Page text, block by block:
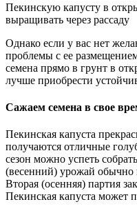
Пекинскую капусту в
выращивать через рассаду
Однако если у вас нет
проблемы с ее
семена прямо в грунт в
лучше приобрести
Сажаем семена в свое
Пекинская капуста
получаются отличные
сезон можно успеть
(весенний) урожай обычно
Вторая (осенняя) партия
Пекинская капуста может